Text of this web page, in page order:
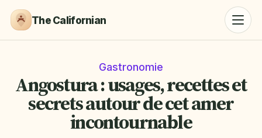
The Californian
Gastronomie
Angostura : usages, recettes et
secrets autour de cet amer
incontournable